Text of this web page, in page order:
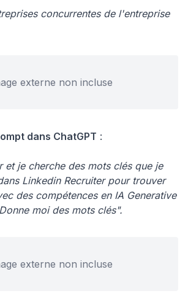
concurrentes de l'entreprise
externe non incluse
dans ChatGPT :
et je cherche des mots clés que je
Linkedin Recruiter pour trouver
des compétences en IA Generative
moi des mots clés".
externe non incluse